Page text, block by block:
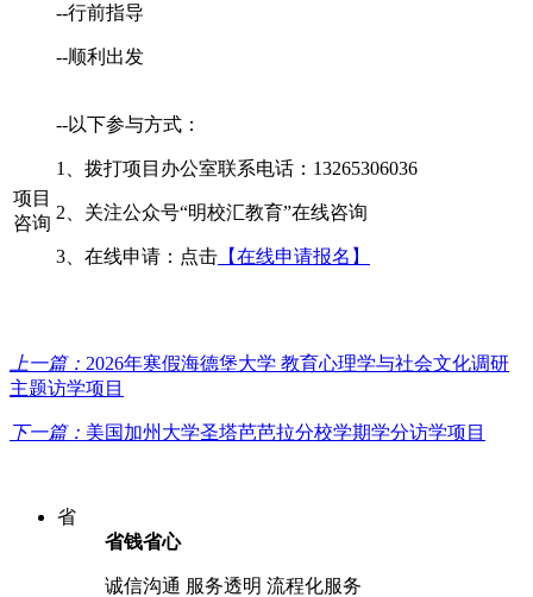
--行前指导
--顺利出发
项目
咨询
--以下参与方式：
1、拨打项目办公室联系电话：13265306036
2、关注公众号“明校汇教育”在线咨询
3、在线申请：点击 【在线申请报名】
上一篇： 2026年寒假海德堡大学 教育心理学与社会文化调研
主题访学项目
下一篇： 美国加州大学圣塔芭芭拉分校学期学分访学项目
省
省钱省心
诚信沟通 服务透明 流程化服务